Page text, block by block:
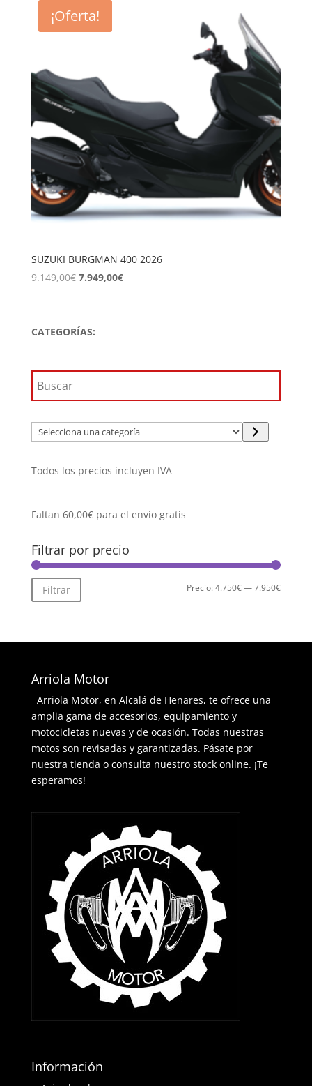
¡Oferta!
SUZUKI BURGMAN 400 2026
9.149,00€ El
era:
7.949,00€El
CATEGORÍAS:
Selecciona
una
Todos los precios incluyen IVA
Faltan 60,00€para el envío gratis
Filtrar por precio
Precio
Precio
Filtrar Precio:4.750€—7.950€
Arriola Motor
Arriola Motor, en Alcalá de Henares, te ofrece una
amplia gama de accesorios, equipamiento y
motocicletas nuevas y de ocasión. Todas nuestras
motos son revisadas y garantizadas. Pásate por
nuestra tienda o consulta nuestro stock online. ¡Te
esperamos!
Información